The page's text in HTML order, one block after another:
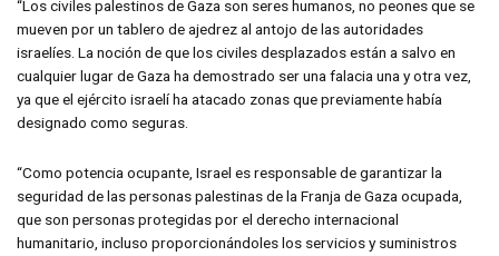
“Los civiles palestinos de Gaza son seres humanos, no peones que se
mueven por un tablero de ajedrez al antojo de las autoridades
israelíes. La noción de que los civiles desplazados están a salvo en
cualquier lugar de Gaza ha demostrado ser una falacia una y otra vez,
ya que el ejército israelí ha atacado zonas que previamente había
designado como seguras.
“Como potencia ocupante, Israel es responsable de garantizar la
seguridad de las personas palestinas de la Franja de Gaza ocupada,
que son personas protegidas por el derecho internacional
humanitario, incluso proporcionándoles los servicios y suministros